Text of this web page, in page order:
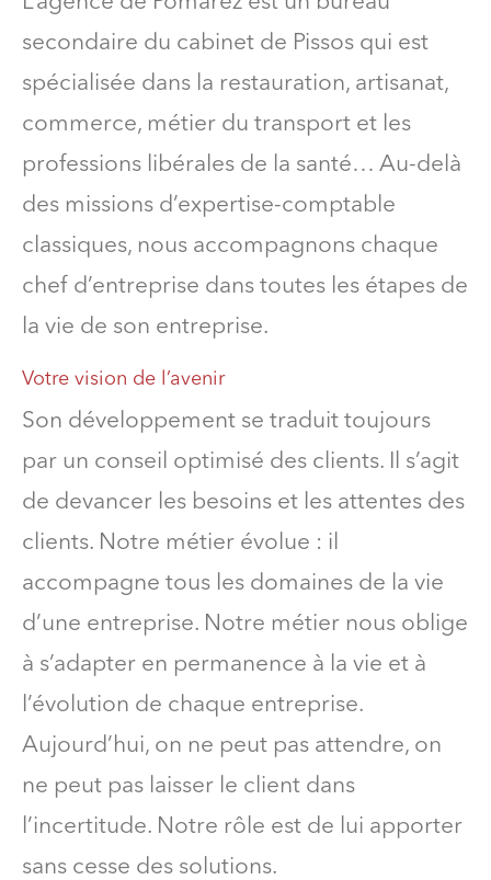
secondaire du cabinet de Pissos qui est
spécialisée dans la restauration, artisanat,
commerce, métier du transport et les
professions libérales de la santé… Au-delà
des missions d’expertise-comptable
classiques, nous accompagnons chaque
chef d’entreprise dans toutes les étapes de
la vie de son entreprise.
Votre vision de l’avenir
Son développement se traduit toujours
par un conseil optimisé des clients. Il s’agit
de devancer les besoins et les attentes des
clients. Notre métier évolue : il
accompagne tous les domaines de la vie
d’une entreprise. Notre métier nous oblige
à s’adapter en permanence à la vie et à
l’évolution de chaque entreprise.
Aujourd’hui, on ne peut pas attendre, on
ne peut pas laisser le client dans
l’incertitude. Notre rôle est de lui apporter
sans cesse des solutions.